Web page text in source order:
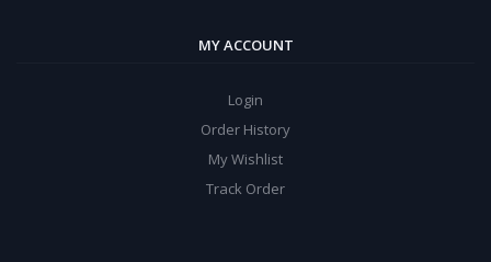
MY ACCOUNT
Login
Order History
My Wishlist
Track Order